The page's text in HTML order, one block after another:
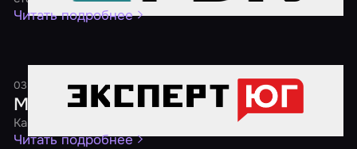
Читать подробнее
03 августа 20241 минута
Молодежь предпочитает хорроры
Как сегодня развивается индустрия квестов на Юге
Читать подробнее